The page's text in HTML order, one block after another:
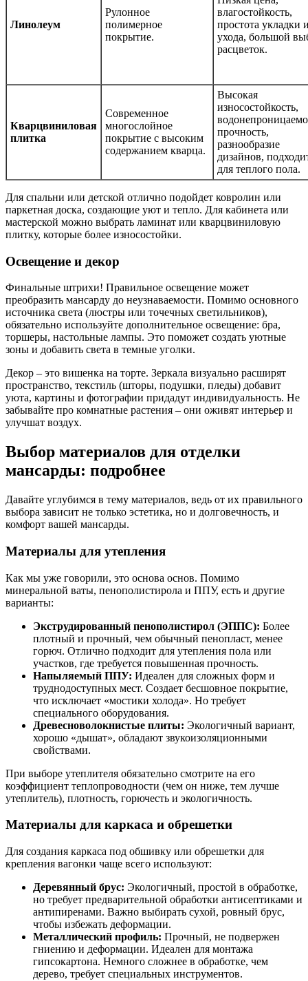
Линолеум
Рулонное
полимерное
покрытие.
влагостойкость,
простота укладки
ухода, большой
расцветок.
Кварцвиниловая
плитка
Современное
многослойное
покрытие с высоким
содержанием кварца.
Высокая
износостойкость,
прочность,
разнообразие
дизайнов,
для теплого пола.
Для спальни или детской отлично подойдет ковролин или
паркетная доска, создающие уют и тепло. Для кабинета или
мастерской можно выбрать ламинат или кварцвиниловую
плитку, которые более износостойки.
Освещение и декор
Финальные штрихи! Правильное освещение может
преобразить мансарду до неузнаваемости. Помимо основного
источника света (люстры или точечных светильников),
обязательно используйте дополнительное освещение: бра,
торшеры, настольные лампы. Это поможет создать уютные
зоны и добавить света в темные уголки.
Декор – это вишенка на торте. Зеркала визуально расширят
пространство, текстиль (шторы, подушки, пледы) добавит
уюта, картины и фотографии придадут индивидуальность. Не
забывайте про комнатные растения – они оживят интерьер и
улучшат воздух.
Выбор материалов для отделки
мансарды: подробнее
Давайте углубимся в тему материалов, ведь от их правильного
выбора зависит не только эстетика, но и долговечность, и
комфорт вашей мансарды.
Материалы для утепления
Как мы уже говорили, это основа основ. Помимо
минеральной ваты, пенополистирола и ППУ, есть и другие
варианты:
Экструдированный пенополистирол (ЭППС): Более
плотный и прочный, чем обычный пенопласт, менее
горюч. Отлично подходит для утепления пола или
участков, где требуется повышенная прочность.
Напыляемый ППУ: Идеален для сложных форм и
труднодоступных мест. Создает бесшовное покрытие,
что исключает «мостики холода». Но требует
специального оборудования.
Древесноволокнистые плиты: Экологичный вариант,
хорошо «дышат», обладают звукоизоляционными
свойствами.
При выборе утеплителя обязательно смотрите на его
коэффициент теплопроводности (чем он ниже, тем лучше
утеплитель), плотность, горючесть и экологичность.
Материалы для каркаса и обрешетки
Для создания каркаса под обшивку или обрешетки для
крепления вагонки чаще всего используют:
Деревянный брус: Экологичный, простой в обработке,
но требует предварительной обработки антисептиками и
антипиренами. Важно выбирать сухой, ровный брус,
чтобы избежать деформации.
Металлический профиль: Прочный, не подвержен
гниению и деформации. Идеален для монтажа
гипсокартона. Немного сложнее в обработке, чем
дерево, требует специальных инструментов.